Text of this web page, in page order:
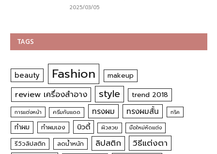
2025/03/05
TAGS
beauty Fashion makeup
review เครื่องสำอาง style trend 2018
การแต่งหน้า ครีมกันแดด ทรงผม ทรงผมสั้น ทริค
ทำผม ทำผมเอง บิวตี้ ผิวสวย มือใหม่หัดแต่ง
รีวิวลิปสติก ลดน้ำหนัก ลิปสติก
วิธีแต่งตา